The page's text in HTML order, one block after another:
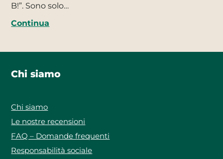
B!”. Sono solo…
Continua
Chi siamo
Chi siamo
Le nostre recensioni
FAQ – Domande frequenti
Responsabilità sociale